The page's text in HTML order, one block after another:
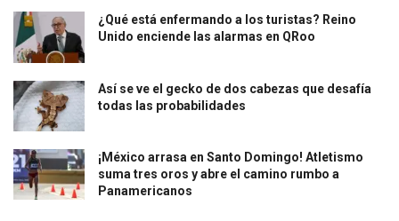
¿Qué está enfermando a los turistas? Reino
Unido enciende las alarmas en QRoo
Así se ve el gecko de dos cabezas que desafía
todas las probabilidades
¡México arrasa en Santo Domingo! Atletismo
suma tres oros y abre el camino rumbo a
Panamericanos